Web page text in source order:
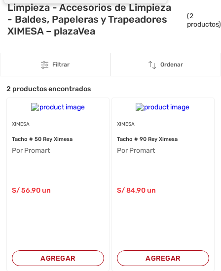
Limpieza - Accesorios de Limpieza
- Baldes, Papeleras y Trapeadores
XIMESA – plazaVea
(2
productos)
Filtrar Ordenar
2 productos encontrados
XIMESA
Tacho # 50 Rey Ximesa
Por Promart
S/56.90 un
AGREGAR
XIMESA
Tacho # 90 Rey Ximesa
Por Promart
S/84.90un
AGREGAR